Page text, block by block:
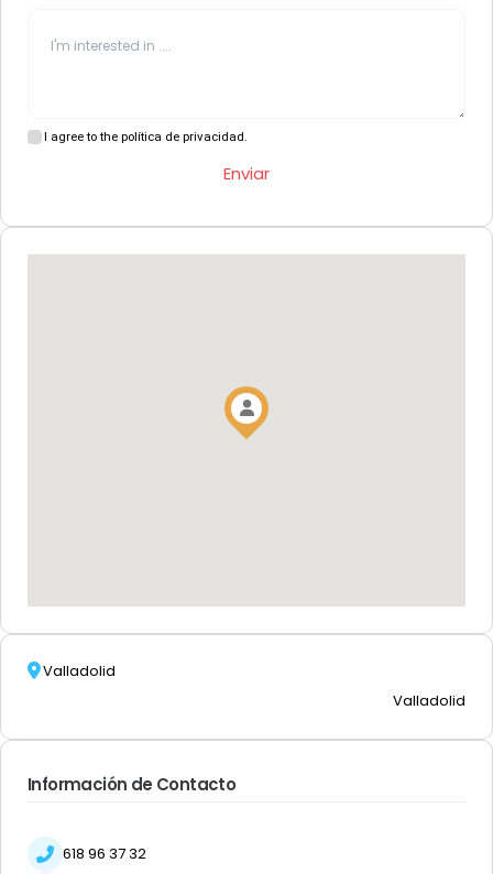
I agree to the política de privacidad.
Enviar
Valladolid
Valladolid
Información de Contacto
618 96 37 32